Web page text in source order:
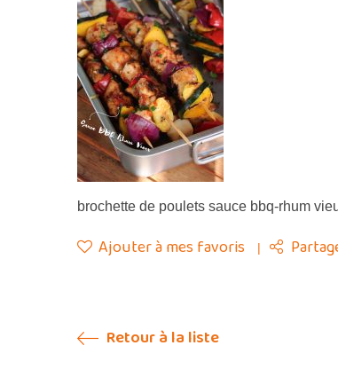
brochette de poulets sauce bbq-rhum
Ajouter à mes favoris
Retour à la liste